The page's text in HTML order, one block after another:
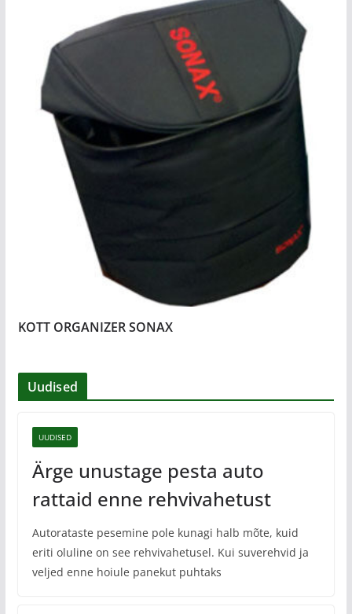
KOTT ORGANIZER SONAX
Uudised
UUDISED
Ärge unustage pesta auto
rattaid enne rehvivahetust
Autorataste pesemine pole kunagi halb mõte, kuid
eriti oluline on see rehvivahetusel. Kui suverehvid ja
veljed enne hoiule panekut puhtaks